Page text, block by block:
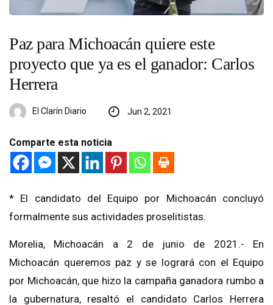
Paz para Michoacán quiere este
proyecto que ya es el ganador: Carlos
Herrera
El Clarín Diario Jun 2, 2021
Comparte esta noticia
* El candidato del Equipo por Michoacán concluyó
formalmente sus actividades proselitistas.
Morelia, Michoacán a 2 de junio de 2021.- En
Michoacán queremos paz y se logrará con el Equipo
por Michoacán, que hizo la campaña ganadora rumbo a
la gubernatura, resaltó el candidato Carlos Herrera